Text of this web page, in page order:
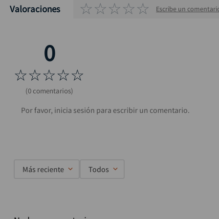
Valoraciones ☆☆☆☆☆ Escribe un
☆☆☆☆☆
(0 comentarios)
Más reciente Todos